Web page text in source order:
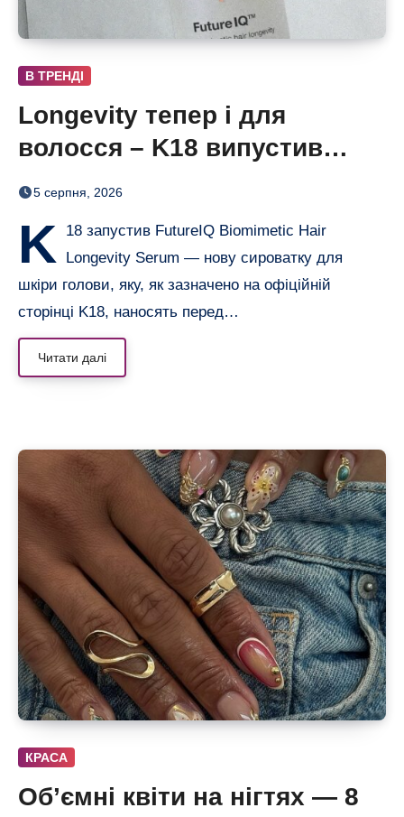
В ТРЕНДІ
Longevity тепер і для
волосся – K18 випустив
нічну сироватку FutureIQ
5 серпня, 2026
K
18 запустив FutureIQ Biomimetic Hair
Longevity Serum — нову сироватку для
шкіри голови, яку, як зазначено на офіційній
сторінці K18, наносять перед…
Читати далі
КРАСА
Об’ємні квіти на нігтях — 8